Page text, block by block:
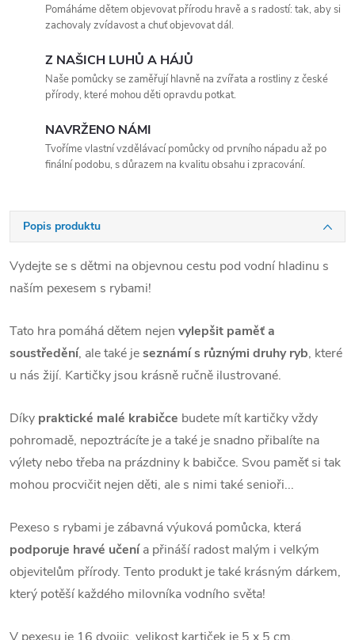
Pomáháme dětem objevovat přírodu hravě a s radostí: tak, aby si
zachovaly zvídavost a chuť objevovat dál.
Z NAŠICH LUHŮ A HÁJŮ
Naše pomůcky se zaměřují hlavně na zvířata a rostliny z české
přírody, které mohou děti opravdu potkat.
NAVRŽENO NÁMI
Tvoříme vlastní vzdělávací pomůcky od prvního nápadu až po
finální podobu, s důrazem na kvalitu obsahu i zpracování.
Popis produktu
Vydejte se s dětmi na objevnou cestu pod vodní hladinu s
naším pexesem s rybami!
Tato hra pomáhá dětem nejen vylepšit paměť a
soustředění, ale také jeseznámí s různými druhy ryb, které
u nás žijí. Kartičky jsou krásně ručně ilustrované.
Díky praktické malé krabičce budete mít kartičky vždy
pohromadě, nepoztrácíte je a také je snadno přibalíte na
výlety nebo třeba na prázdniny k babičce. Svou paměť si tak
mohou procvičit nejen děti, ale s nimi také senioři...
Pexeso s rybami je zábavná výuková pomůcka, která
podporuje hravé učenía přináší radost malým i velkým
objevitelům přírody. Tento produkt je také krásným dárkem,
který potěší každého milovníka vodního světa!